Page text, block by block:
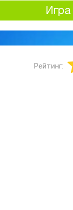
Рейтинг: